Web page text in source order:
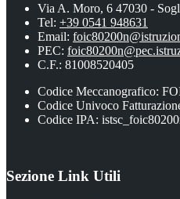
Via A. Moro, 6 47030 -
Tel: +39 0541 948631
Email:
PEC:
C.F.: 81008520405
Codice Meccanografico:
Codice Univoco
Codice IPA:
Sezione Link Utili